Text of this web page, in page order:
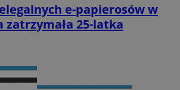
e-papierosów w
zatrzymała 25-latka